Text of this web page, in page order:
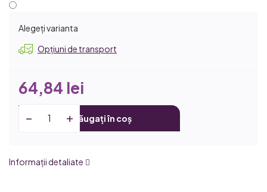
Alegeţi varianta
Opțiuni de transport
64,84 lei
Adăugați în coș
Informaţii detaliate